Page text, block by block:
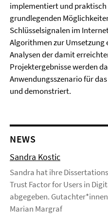
implementiert und praktisch
grundlegenden
Schlüsselsignalen im
Algorithmen zur
Analysen der damit
Projektergebnisse werden
Anwendungsszenario für
und demonstriert.
NEWS
Sandra Kostic
Sandra hat ihre
Trust Factor for Users in
abgegeben.
Marian Margraf